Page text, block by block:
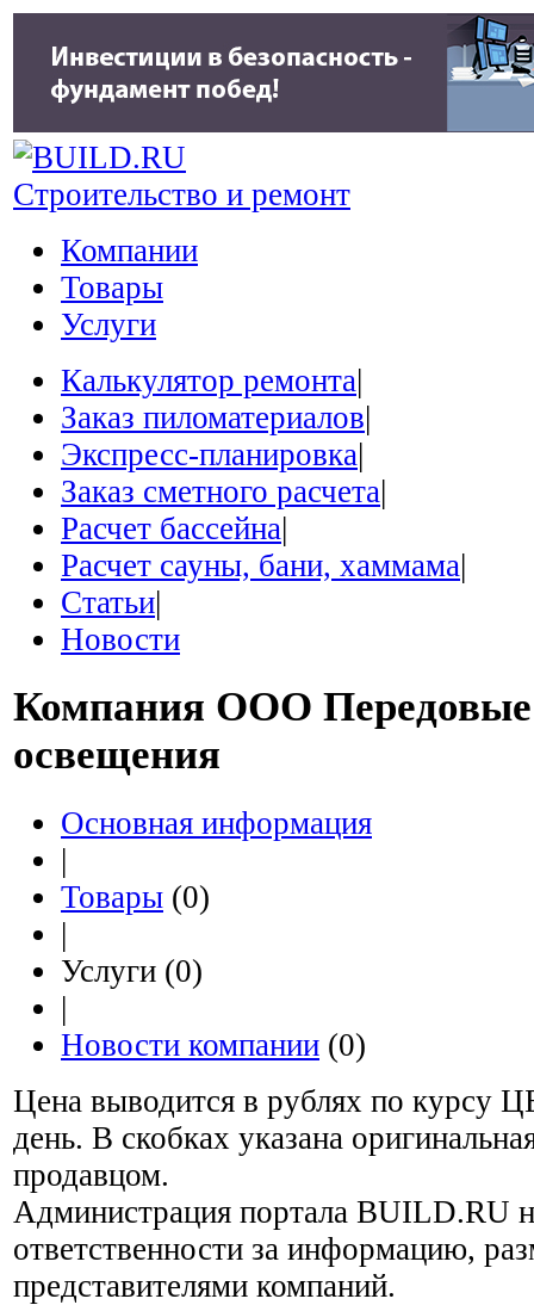
Строительство и ремонт
Компании
Товары
Услуги
Калькулятор ремонта|
Заказ пиломатериалов|
Экспресс-планировка|
Заказ сметного расчета|
Расчет бассейна|
Расчет сауны, бани, хаммама|
Статьи|
Новости
Компания ООО Передовые
освещения
Основная информация
|
Товары (0)
|
Услуги (0)
|
Новости компании (0)
Цена выводится в рублях по курсу
день. В скобках указана
продавцом.
Администрация портала BUILD.RU
ответственности за информацию,
представителями компаний.